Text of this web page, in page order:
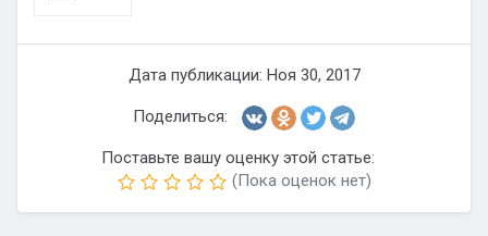
Дата публикации: Ноя 30, 2017
Поделиться:
Поставьте вашу оценку этой статье:
(Пока оценок нет)